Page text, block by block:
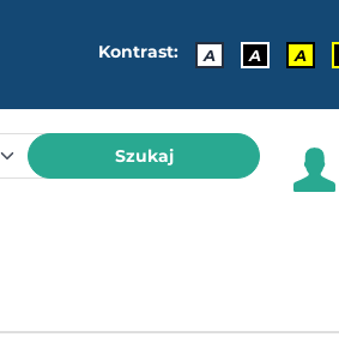
Kontrast: A A A
Szukaj